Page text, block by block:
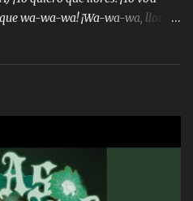
wa-wa-wa! ¡Wa-wa-wa, llores!
intentas rapear, cada que
usa a todo el mundo pa' conectar
pero pisas a to'a tu gente Pa’ dar
a mierda, traigo un Balvin en los
ser resiliente ¿Acaso eres
Parcerito, abre los ojos y